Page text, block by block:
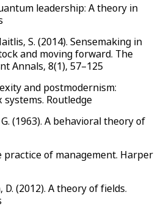
leadership: A theory in
S. (2014). Sensemaking in
and moving forward. The
Annals, 8(1), 57–125
and postmodernism:
Routledge
(1963). A behavioral theory of
practice of management. Harper
(2012). A theory of fields.